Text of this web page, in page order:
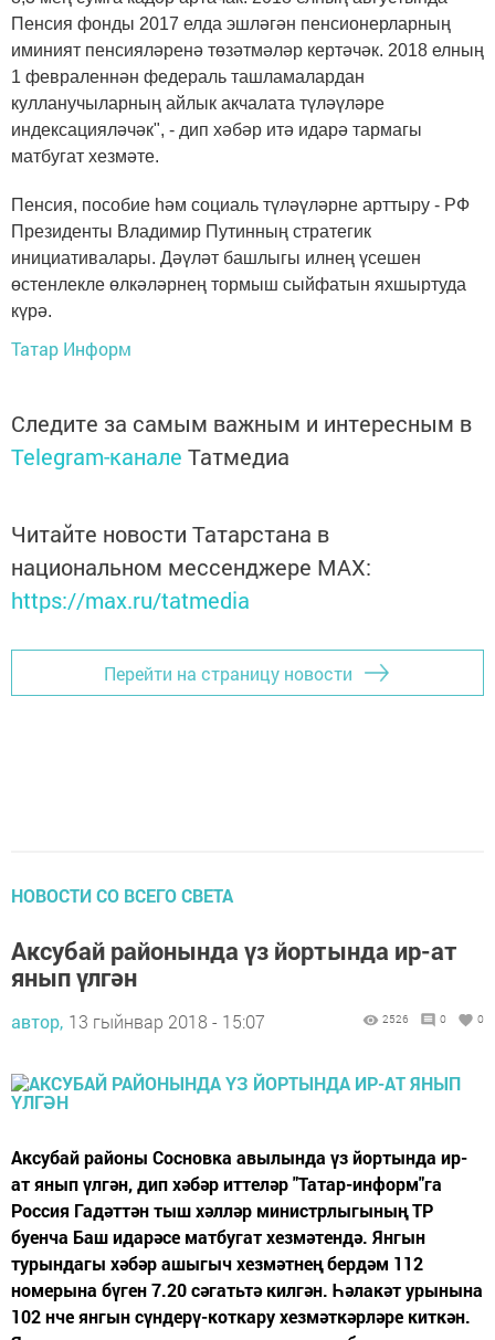
Пенсия фонды 2017 елда эшләгән пенсионерларның
иминият пенсияләренә төзәтмәләр кертәчәк. 2018 елның
1 февраленнән федераль ташламалардан
кулланучыларның айлык акчалата түләүләре
индексацияләчәк", - дип хәбәр итә идарә тармагы
матбугат хезмәте.
Пенсия, пособие һәм социаль түләүләрне арттыру - РФ
Президенты Владимир Путинның стратегик
инициативалары. Дәүләт башлыгы илнең үсешен
өстенлекле өлкәләрнең тормыш сыйфатын яхшыртуда
күрә.
Татар Информ
Следите за самым важным и интересным в
Telegram-канале Татмедиа
Читайте новости Татарстана в
национальном мессенджере MАХ:
https://max.ru/tatmedia
Перейти на страницу новости
НОВОСТИ СО ВСЕГО СВЕТА
Аксубай районында үз йортында ир-ат
янып үлгән
автор, 13 гыйнвар 2018 - 15:07 2526 0 0
Аксубай районы Сосновка авылында үз йортында ир-
ат янып үлгән, дип хәбәр иттеләр "Татар-информ"га
Россия Гадәттән тыш хәлләр министрлыгының ТР
буенча Баш идарәсе матбугат хезмәтендә. Янгын
турындагы хәбәр ашыгыч хезмәтнең бердәм 112
номерына бүген 7.20 сәгатьтә килгән. Һәлакәт урынына
102 нче янгын сүндерү-коткару хезмәткәрләре киткән.